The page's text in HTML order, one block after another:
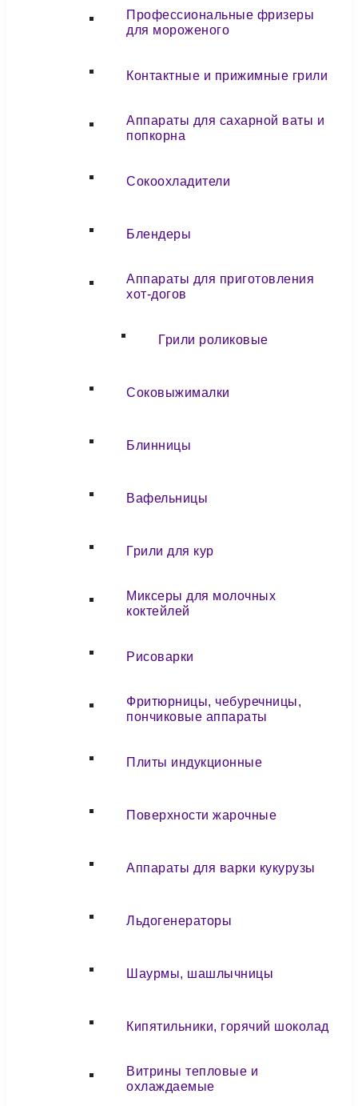
Профессиональные фризеры
для мороженого
Контактные и прижимные грили
Аппараты для сахарной ваты и
попкорна
Сокоохладители
Блендеры
Аппараты для приготовления
хот-догов
Грили роликовые
Соковыжималки
Блинницы
Вафельницы
Грили для кур
Миксеры для молочных
коктейлей
Рисоварки
Фритюрницы, чебуречницы,
пончиковые аппараты
Плиты индукционные
Поверхности жарочные
Аппараты для варки кукурузы
Льдогенераторы
Шаурмы, шашлычницы
Кипятильники, горячий шоколад
Витрины тепловые и
охлаждаемые